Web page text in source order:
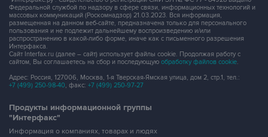
Федеральной службой по надзору в сфере связи, информационных технологий и
массовых коммуникаций (Роскомнадзор) 21.03.2023. Вся информация,
размещенная на данном веб-сайте, предназначена только для персонального
пользования и не подлежит дальнейшему воспроизведению и/или
распространению в какой-либо форме, иначе как с письменного разрешения
Интерфакса.
Сайт Interfax.ru (далее – сайт) использует файлы cookie. Продолжая работу с
сайтом, Вы соглашаетесь на сбор и последующую обработку файлов cookie.
Адрес: Россия, 127006, Москва, 1-я Тверская-Ямская улица, дом 2, стр.1, тел.:
+7 (499) 250-98-40, факс: +7 (499) 250-97-27
Продукты информационной группы
"Интерфакс"
Информация о компаниях, товарах и людях